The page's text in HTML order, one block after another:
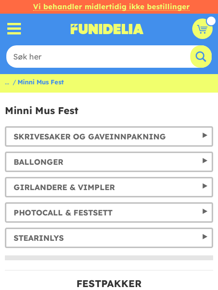
Vi behandler midlertidig ikke bestillinger
... Minni Mus Fest
Minni Mus Fest
SKRIVESAKER OG GAVEINNPAKNING
BALLONGER
GIRLANDERE & VIMPLER
PHOTOCALL & FESTSETT
STEARINLYS
FESTPAKKER